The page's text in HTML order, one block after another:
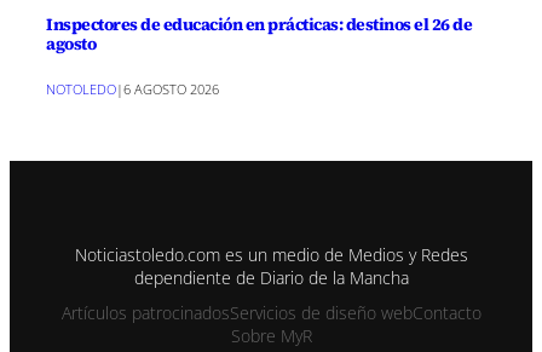
Inspectores de educación en prácticas: destinos el 26 de
agosto
NOTOLEDO|6 AGOSTO 2026
Noticiastoledo.com es un medio de Medios y Redes
dependiente de Diario de la Mancha
Artículos patrocinadosServicios de diseño webContacto
Sobre MyR